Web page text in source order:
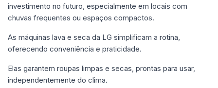
investimento no futuro, especialmente em locais com
chuvas frequentes ou espaços compactos.
As máquinas lava e seca da LG simplificam a rotina,
oferecendo conveniência e praticidade.
Elas garantem roupas limpas e secas, prontas para usar,
independentemente do clima.